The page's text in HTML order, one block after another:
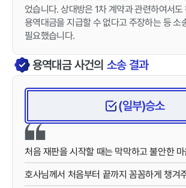
었습니다. 상대방은 1차 계약과 관련하여서
용역대금을 지급할 수 없다고 주장하는 등 소
필요했습니다.
용역대금사건의 소송 결과
(일부)승소
처음 재판을 시작할 때는 막막하고 불안한
호사님께서 처음부터 끝까지 꼼꼼하게 챙겨